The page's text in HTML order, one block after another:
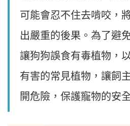
可能會忍不住去啃咬，
出嚴重的後果。為了避
讓狗狗誤食有毒植物，
有害的常見植物，讓飼
開危險，保護寵物的安